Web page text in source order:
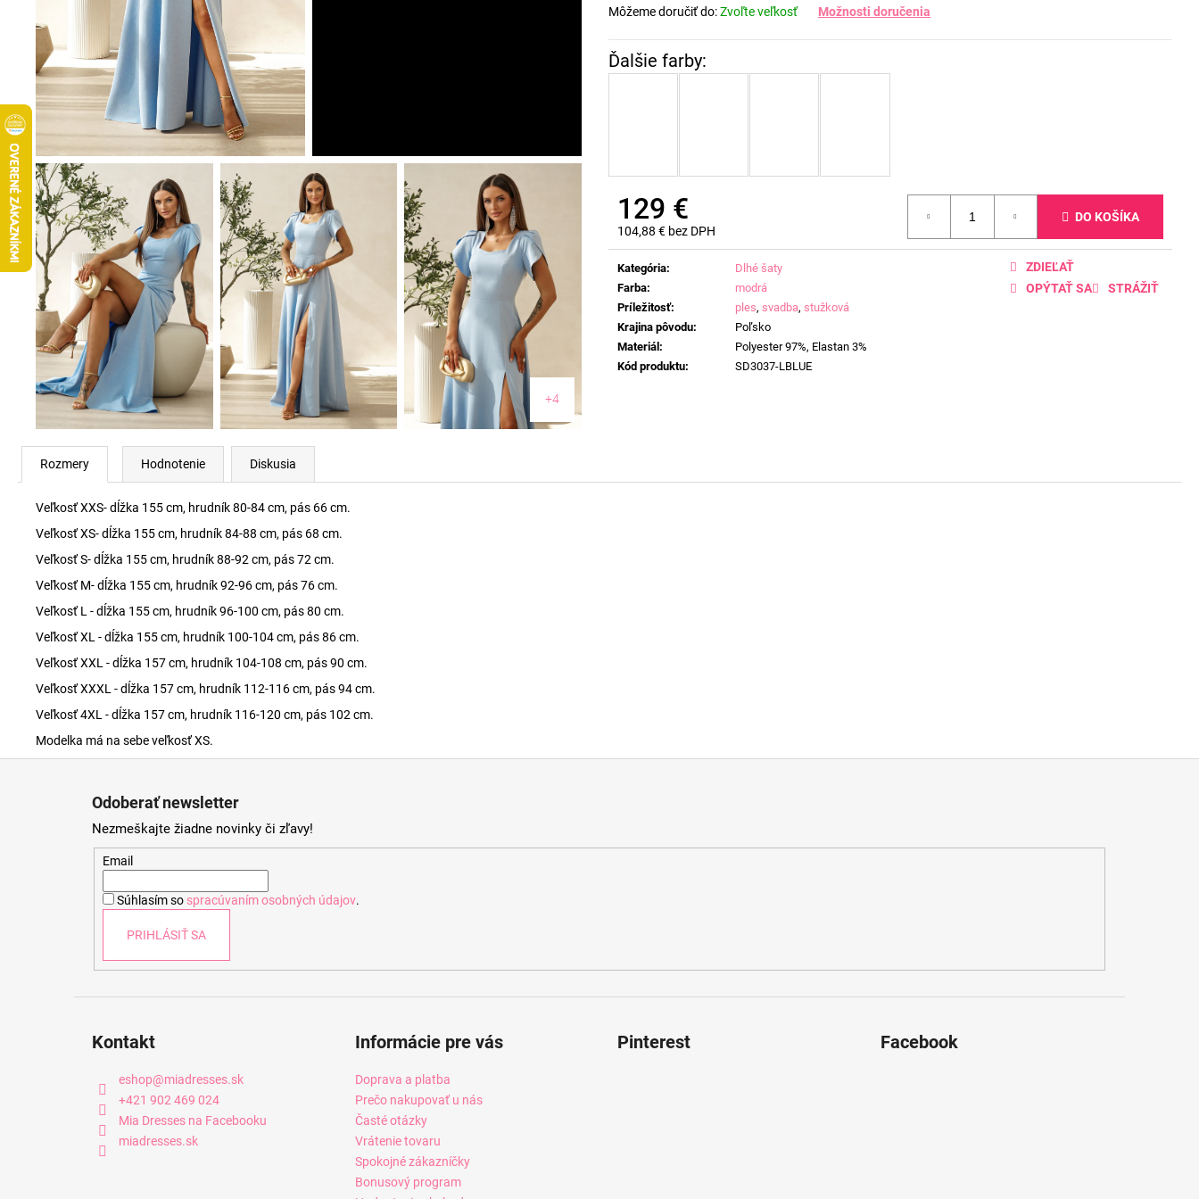
Môžeme doručiť do:Zvoľte veľkosť Možnosti doručenia
129 €
104,88 € bez DPH
Jednotková
cena:
DO KOŠÍKA
Kategória:
Dlhé šaty
Farba:
modrá
Príležitosť: ples, svadba, stužková
Krajina pôvodu:
Poľsko
Materiál:
Polyester 97%, Elastan 3%
Kód produktu: SD3037-LBLUE
OPÝTAŤ SA STRÁŽIŤ
ZDIEĽAŤ
+4
Rozmery Hodnotenie Diskusia
Veľkosť XXS- dĺžka 155 cm, hrudník 80-84 cm, pás 66 cm.
Veľkosť XS- dĺžka 155 cm, hrudník 84-88 cm, pás 68 cm.
Veľkosť S- dĺžka 155 cm, hrudník 88-92 cm, pás 72 cm.
Veľkosť M- dĺžka 155 cm, hrudník 92-96 cm, pás 76 cm.
Veľkosť L - dĺžka 155 cm, hrudník 96-100 cm, pás 80 cm.
Veľkosť XL - dĺžka 155 cm, hrudník 100-104 cm, pás 86 cm.
Veľkosť XXL - dĺžka 157 cm, hrudník 104-108 cm, pás 90 cm.
Veľkosť XXXL - dĺžka 157 cm, hrudník 112-116 cm, pás 94 cm.
Veľkosť 4XL - dĺžka 157 cm, hrudník 116-120 cm, pás 102 cm.
Modelka má na sebe veľkosť XS.
Odoberať newsletter
Nezmeškajte žiadne novinky či zľavy!
Email
Súhlasím so spracúvaním osobných údajov.
PRIHLÁSIŤ SA
Kontakt
eshop@miadresses.sk
+421 902 469 024
Mia Dresses na Facebooku
miadresses.sk
Informácie pre vás
Doprava a platba
Prečo nakupovať u nás
Časté otázky
Vrátenie tovaru
Spokojné zákazníčky
Bonusový program
Pinterest Facebook